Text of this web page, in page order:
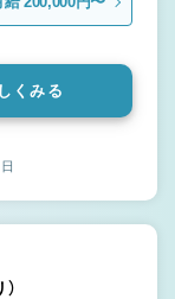
くみる